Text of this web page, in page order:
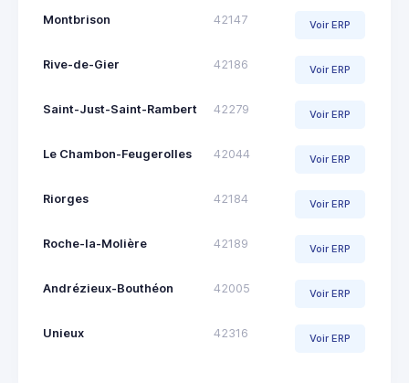
Montbrison 42147 Voir ERP
Rive-de-Gier 42186 Voir ERP
Saint-Just-Saint-Rambert 42279 Voir ERP
Le Chambon-Feugerolles 42044 Voir ERP
Riorges 42184 Voir ERP
Roche-la-Molière 42189 Voir ERP
Andrézieux-Bouthéon 42005 Voir ERP
Unieux 42316 Voir ERP